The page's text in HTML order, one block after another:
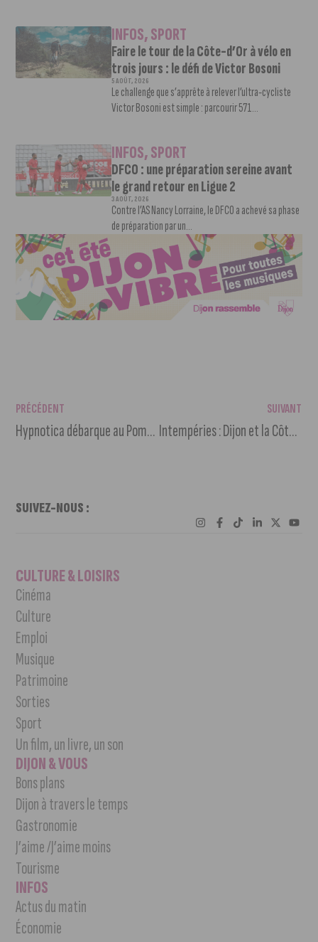
INFOS,SPORT
Faire le tour de la Côte-d’Or à vélo en
trois jours : le défi de Victor Bosoni
5 AOÛT, 2026
Le challenge que s’apprête à relever l’ultra-cycliste
Victor Bosoni est simple : parcourir 571...
INFOS,SPORT
DFCO : une préparation sereine avant
le grand retour en Ligue 2
3 AOÛT, 2026
Contre l’AS Nancy Lorraine, le DFCO a achevé sa phase
de préparation par un...
PRÉCÉDENT
Hypnotica débarque au Pompon
SUIVANT
Intempéries : Dijon et la Côte-d’Or sous surveillance
SUIVEZ-NOUS :
CULTURE & LOISIRS
Cinéma
Culture
Emploi
Musique
Patrimoine
Sorties
Sport
Un film, un livre, un son
DIJON & VOUS
Bons plans
Dijon à travers le temps
Gastronomie
J’aime /J’aime moins
Tourisme
INFOS
Actus du matin
Économie